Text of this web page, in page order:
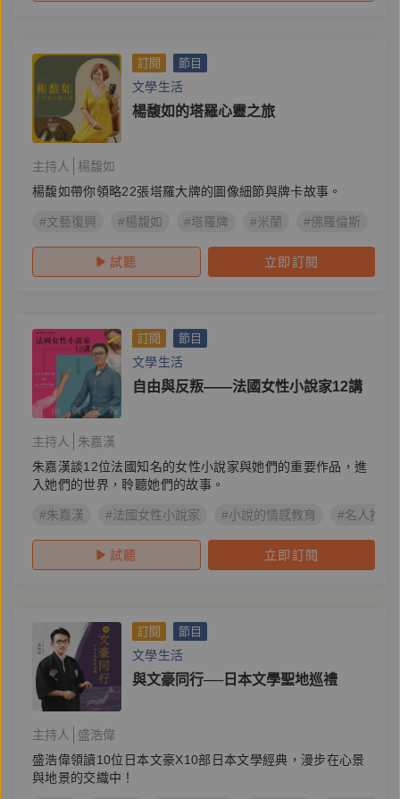
訂閱 節目
文學生活
楊馥如的塔羅心靈之旅
主持人
楊馥如
楊馥如帶你領略22張塔羅大牌的圖像細節與牌卡故事。
#文藝復興 #楊馥如 #塔羅牌 #米蘭 #佛羅倫斯
試聽 立即訂閱
訂閱 節目
文學生活
自由與反叛——法國女性小說家12講
主持人
朱嘉漢
朱嘉漢談12位法國知名的女性小說家與她們的重要作品，進
入她們的世界，聆聽她們的故事。
#朱嘉漢 #法國女性小說家 #小說的情感教育 #名人推薦
試聽 立即訂閱
訂閱 節目
文學生活
與文豪同行──日本文學聖地巡禮
主持人
盛浩偉
盛浩偉領讀10位日本文豪X10部日本文學經典，漫步在心景
與地景的交織中！